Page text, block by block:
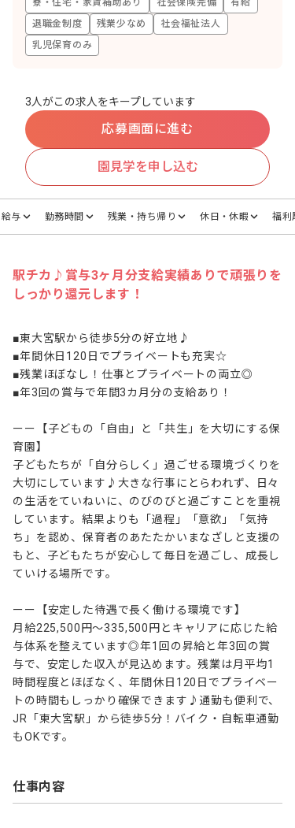
寮・住宅・家賃補助あり
社会保険完備
有給
退職金制度
残業少なめ
社会福祉法人
乳児保育のみ
3人がこの求人をキープしています
応募画面に進む
園見学を申し込む
給与 勤務時間 残業・持ち帰り 休日・休暇 福利
駅チカ♪賞与3ヶ月分支給実績ありで頑張りを
しっかり還元します！
■東大宮駅から徒歩5分の好立地♪
■年間休日120日でプライベートも充実☆
■残業ほぼなし！仕事とプライベートの両立◎
■年3回の賞与で年間3カ月分の支給あり！
ーー【子どもの「自由」と「共生」を大切にする保
育園】
子どもたちが「自分らしく」過ごせる環境づくりを
大切にしています♪大きな行事にとらわれず、日々
の生活をていねいに、のびのびと過ごすことを重視
しています。結果よりも「過程」「意欲」「気持
ち」を認め、保育者のあたたかいまなざしと支援の
もと、子どもたちが安心して毎日を過ごし、成長し
ていける場所です。
ーー【安定した待遇で長く働ける環境です】
月給225,500円～335,500円とキャリアに応じた給
与体系を整えています◎年1回の昇給と年3回の賞
与で、安定した収入が見込めます。残業は月平均1
時間程度とほぼなく、年間休日120日でプライベー
トの時間もしっかり確保できます♪通勤も便利で、
JR「東大宮駅」から徒歩5分！バイク・自転車通勤
もOKです。
仕事内容